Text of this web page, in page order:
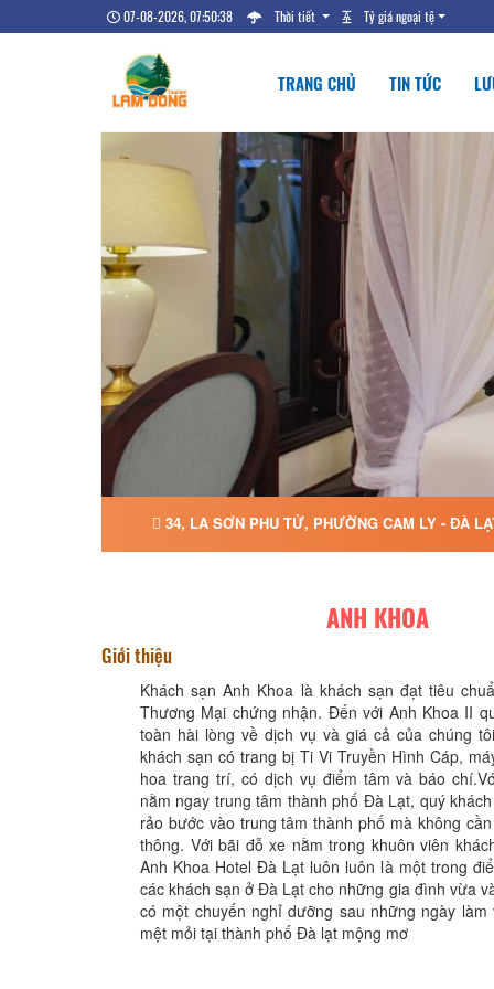
07-08-2026, 07:50:39 Thời tiết Tỷ giá ngoại tệ
TRANG CHỦ TIN TỨC
34, LA SƠN PHU TỬ, PHƯỜNG CAM LY - ĐÀ
ANH KHOA
Giới thiệu
Khách sạn Anh Khoa là khách sạn đạt tiêu
Thương Mại chứng nhận. Đến với Anh Khoa II
toàn hài lòng về dịch vụ và giá cả của chúng
khách sạn có trang bị Ti Vi Truyền Hình Cáp,
hoa trang trí, có dịch vụ điểm tâm và báo
nằm ngay trung tâm thành phố Đà Lạt, quý
rảo bước vào trung tâm thành phố mà không
thông. Với bãi đỗ xe nằm trong khuôn viên
Anh Khoa Hotel Đà Lạt luôn luôn là một trong
các khách sạn ở Đà Lạt cho những gia đình vừa
có một chuyến nghỉ dưỡng sau những ngày làm
mệt mỏi tại thành phố Đà lạt mộng mơ